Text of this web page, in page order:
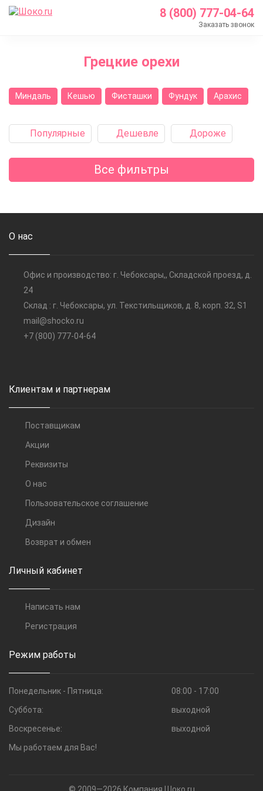
8 (800) 777-04-64
Заказать звонок
Кондитерские ингредиенты
Орехи
Грецкие орехи
Миндаль Кешью Фисташки Фундук Арахис
Популярные Дешевле Дороже
Все фильтры
О нас
Офис и производство: г. Чебоксары,, Складской проезд, д.
24
Склад : г. Чебоксары, ул. Текстильщиков, д. 8, корп. 32, S1
mail@shocko.ru
+7 (800) 777-04-64
Клиентам и партнерам
Поставщикам
Акции
Реквизиты
О нас
Пользовательское соглашение
Дизайн
Возврат и обмен
Личный кабинет
Написать нам
Регистрация
Режим работы
Понедельник - Пятница:
08:00 - 17:00
Суббота:
выходной
Воскресенье:
выходной
Мы работаем для Вас!